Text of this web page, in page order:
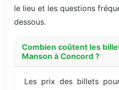
le lieu et les questions
dessous.
Combien coûtent les
Manson à Concord ?
Les prix des billets